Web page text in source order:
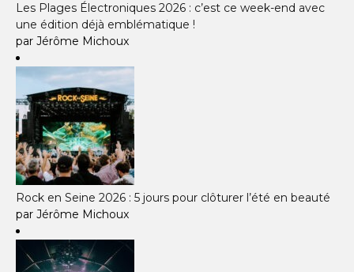
Les Plages Électroniques 2026 : c’est ce week-end avec
une édition déjà emblématique !
par Jérôme Michoux
Rock en Seine 2026 : 5 jours pour clôturer l’été en beauté
par Jérôme Michoux